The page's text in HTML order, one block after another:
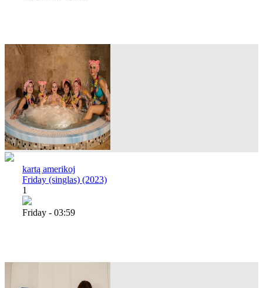
kartą amerikoj
Friday (singlas) (2023)
1
Friday - 03:59